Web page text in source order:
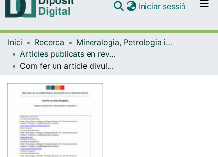
Navega per tot el DD
Com publicar
Contacte
Iniciar sessió (current)
Inici Recerca
Mineralogia, Petrologia i Geologia Aplicada
Articles publicats en revistes (Mineralogia, Petrologia i Geologia Aplicada)
Com fer un article divulgatiu. Integrant coneixements i desenvolupant competències